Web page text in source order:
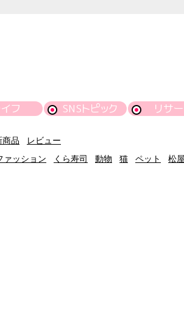
フ SNSトピック リサ
商品
レビュー
ァッション くら寿司 動物 猫 ペット 松屋